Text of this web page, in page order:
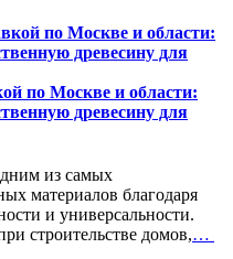
по Москве и области:
древесину для
из самых
материалов благодаря
и универсальности.
строительстве домов,…